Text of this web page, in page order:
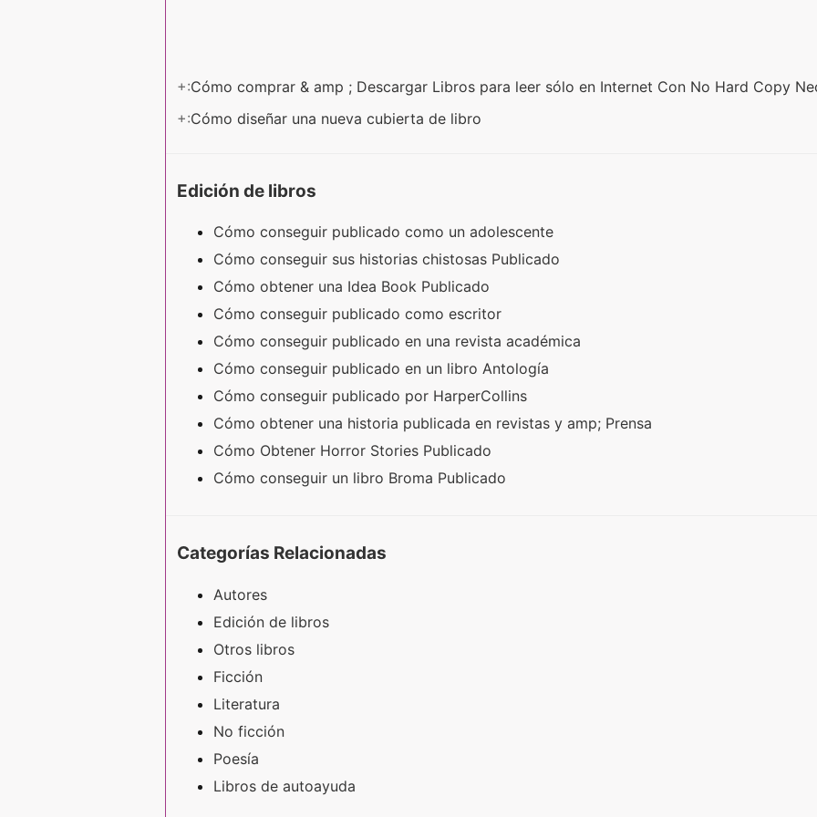
+:Cómo comprar & amp ; Descargar Libros para leer sólo en Internet Con No Hard Copy
+:Cómo diseñar una nueva cubierta de libro
Edición de libros
Cómo conseguir publicado como un adolescente
Cómo conseguir sus historias chistosas Publicado
Cómo obtener una Idea Book Publicado
Cómo conseguir publicado como escritor
Cómo conseguir publicado en una revista académica
Cómo conseguir publicado en un libro Antología
Cómo conseguir publicado por HarperCollins
Cómo obtener una historia publicada en revistas y amp; Prensa
Cómo Obtener Horror Stories Publicado
Cómo conseguir un libro Broma Publicado
Categorías Relacionadas
Autores
Edición de libros
Otros libros
Ficción
Literatura
No ficción
Poesía
Libros de autoayuda